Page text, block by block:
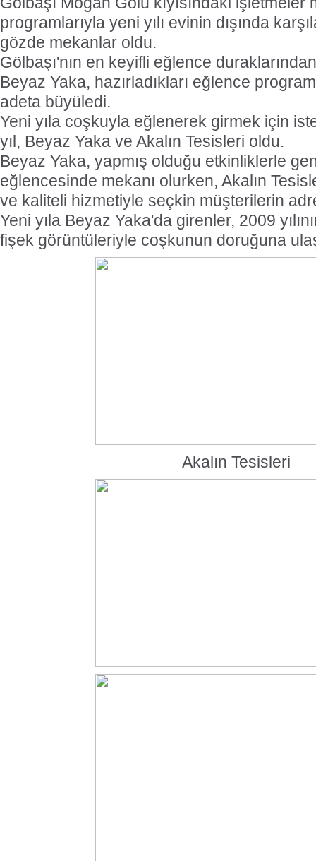
programlarıyla yeni yılı evinin dışında
gözde mekanlar oldu.
Gölbaşı'nın en keyifli eğlence
Beyaz Yaka, hazırladıkları eğlence
adeta büyüledi.
Yeni yıla coşkuyla eğlenerek girmek için
yıl, Beyaz Yaka ve Akalın Tesisleri oldu.
Beyaz Yaka, yapmış olduğu etkinliklerle
eğlencesinde mekanı olurken, Akalın
ve kaliteli hizmetiyle seçkin müşterilerin
Yeni yıla Beyaz Yaka'da girenler, 2009
fişek görüntüleriyle coşkunun doruğuna
Akalın Tesisleri